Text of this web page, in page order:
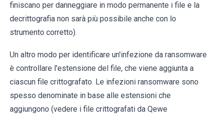
finiscano per danneggiare in modo permanente i file e la
decrittografia non sarà più possibile anche con lo
strumento corretto).
Un altro modo per identificare un'infezione da ransomware
è controllare l'estensione del file, che viene aggiunta a
ciascun file crittografato. Le infezioni ransomware sono
spesso denominate in base alle estensioni che
aggiungono (vedere i file crittografati da Qewe